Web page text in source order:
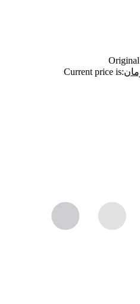
Current price is: